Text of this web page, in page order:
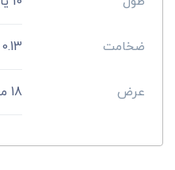
ضخامت 0.13 میلی متر
عرض 18 میلی متر